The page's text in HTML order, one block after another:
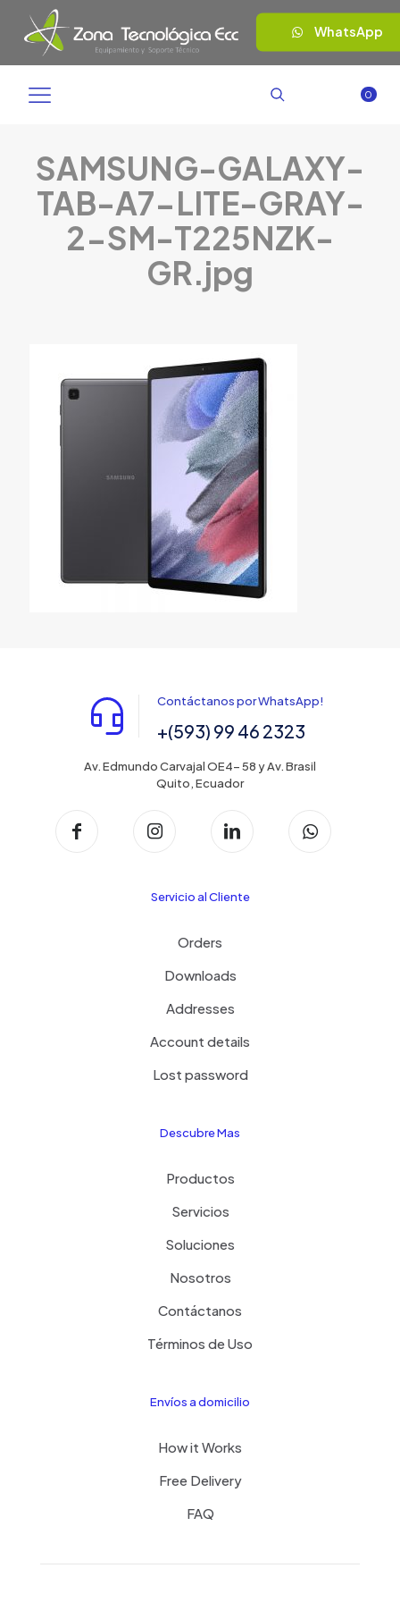
WhatsApp
0
SAMSUNG-GALAXY-
TAB-A7-LITE-GRAY-
2-SM-T225NZK-
GR.jpg
Contáctanos por WhatsApp!
+(593) 99 46 2323
Av. Edmundo Carvajal OE4- 58 y Av. Brasil
Quito, Ecuador
Servicio al Cliente
Orders
Downloads
Addresses
Account details
Lost password
Descubre Mas
Productos
Servicios
Soluciones
Nosotros
Contáctanos
Términos de Uso
Envíos a domicilio
How it Works
Free Delivery
FAQ